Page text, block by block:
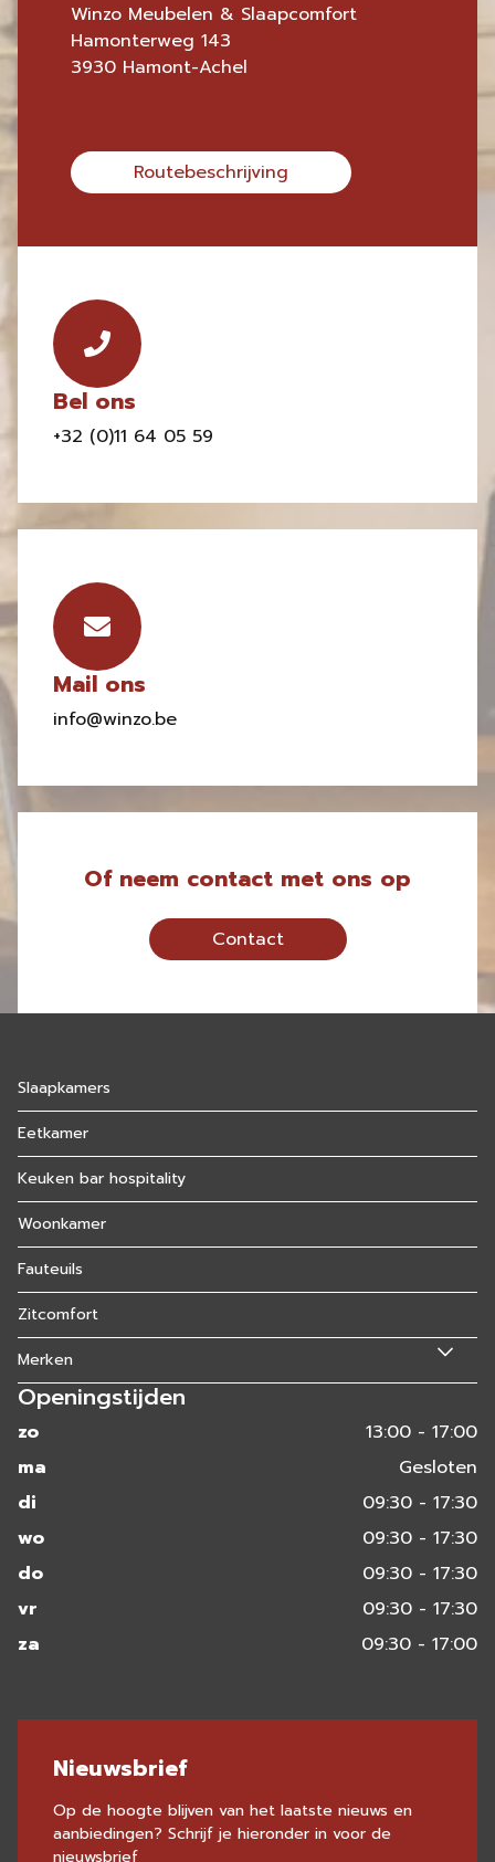
Winzo Meubelen & Slaapcomfort
Hamonterweg 143
3930 Hamont-Achel
Routebeschrijving
Bel ons
+32 (0)11 64 05 59
Mail ons
info@winzo.be
Of neem contact met ons op
Contact
Slaapkamers
Eetkamer
Keuken bar hospitality
Woonkamer
Fauteuils
Zitcomfort
Merken
Openingstijden
zo
13:00 - 17:00
ma
Gesloten
di
09:30 - 17:30
wo
09:30 - 17:30
do
09:30 - 17:30
vr
09:30 - 17:30
za
09:30 - 17:00
Nieuwsbrief
Op de hoogte blijven van het laatste nieuws en
aanbiedingen? Schrijf je hieronder in voor de
nieuwsbrief